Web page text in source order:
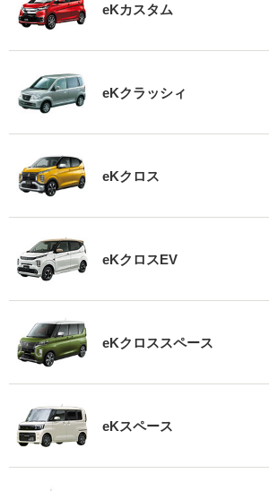
eKカスタム
eKクラッシィ
eKクロス
eKクロスEV
eKクロススペース
eKスペース